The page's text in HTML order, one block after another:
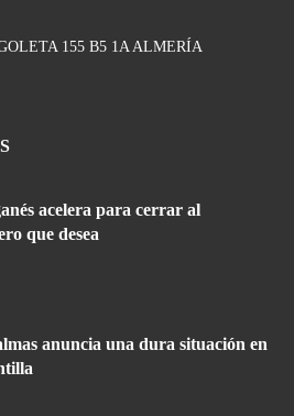
155 B5 1A ALMERÍA
acelera para cerrar al
que desea
anuncia una dura situación en